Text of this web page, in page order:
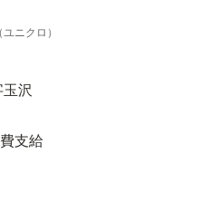
ニクロ）
沢
支給